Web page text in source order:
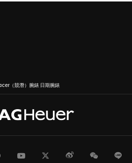
（競潛）腕錶 日期腕錶
PinterestYoutubeTwitterWeiboWeChat